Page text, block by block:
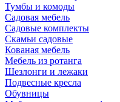
Тумбы и комоды
Садовая мебель
Садовые комплекты
Скамьи садовые
Кованая мебель
Мебель из ротанга
Шезлонги и лежаки
Подвесные кресла
Обувницы